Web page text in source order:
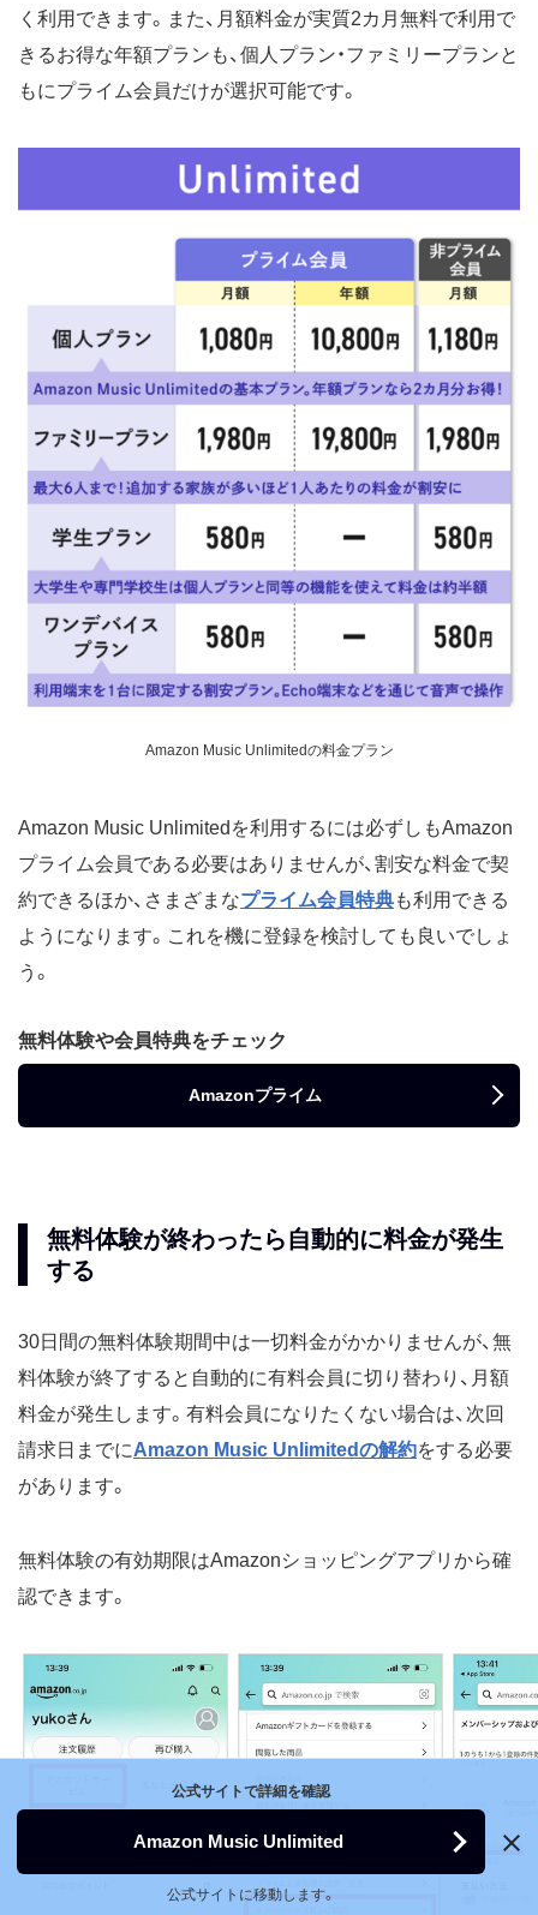
く利用できます。また、月額料金が実質2カ月無料で利用で
きるお得な年額プランも、個人プラン・ファミリープランと
もにプライム会員だけが選択可能です。
Amazon Music Unlimitedの料金プラン
Amazon Music Unlimitedを利用するには必ずしもAmazon
プライム会員である必要はありませんが、割安な料金で契
約できるほか、さまざまなプライム会員特典も利用できる
ようになります。これを機に登録を検討しても良いでしょ
う。
無料体験や会員特典をチェック
Amazonプライム
無料体験が終わったら自動的に料金が発生
する
30日間の無料体験期間中は一切料金がかかりませんが、無
料体験が終了すると自動的に有料会員に切り替わり、月額
料金が発生します。有料会員になりたくない場合は、次回
請求日までにAmazon Music Unlimitedの解約をする必要
があります。
無料体験の有効期限はAmazonショッピングアプリから確
認できます。
公式サイトで詳細を確認
Amazon Music Unlimited
公式サイトに移動します。